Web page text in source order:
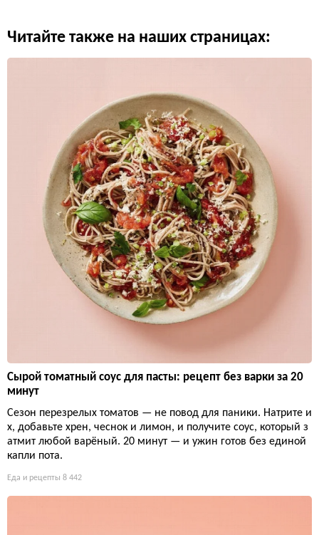
Читайте также на наших страницах:
Сырой томатный соус для пасты: рецепт без варки за 20
минут
Сезон перезрелых томатов — не повод для паники. Натрите и
х, добавьте хрен, чеснок и лимон, и получите соус, который з
атмит любой варёный. 20 минут — и ужин готов без единой
капли пота.
Еда и рецепты 8 442